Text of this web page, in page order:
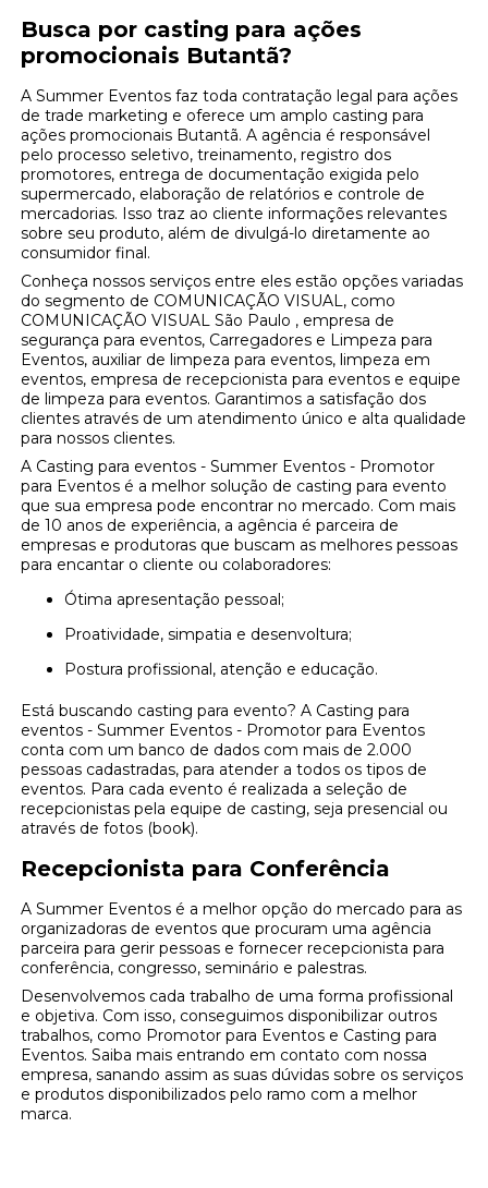
Busca por casting para ações
promocionais Butantã?
A Summer Eventos faz toda contratação legal para ações
de trade marketing e oferece um amplo casting para
ações promocionais Butantã. A agência é responsável
pelo processo seletivo, treinamento, registro dos
promotores, entrega de documentação exigida pelo
supermercado, elaboração de relatórios e controle de
mercadorias. Isso traz ao cliente informações relevantes
sobre seu produto, além de divulgá-lo diretamente ao
consumidor final.
Conheça nossos serviços entre eles estão opções variadas
do segmento de COMUNICAÇÃO VISUAL, como
COMUNICAÇÃO VISUAL São Paulo , empresa de
segurança para eventos, Carregadores e Limpeza para
Eventos, auxiliar de limpeza para eventos, limpeza em
eventos, empresa de recepcionista para eventos e equipe
de limpeza para eventos. Garantimos a satisfação dos
clientes através de um atendimento único e alta qualidade
para nossos clientes.
A Casting para eventos - Summer Eventos - Promotor
para Eventos é a melhor solução de casting para evento
que sua empresa pode encontrar no mercado. Com mais
de 10 anos de experiência, a agência é parceira de
empresas e produtoras que buscam as melhores pessoas
para encantar o cliente ou colaboradores:
Ótima apresentação pessoal;
Proatividade, simpatia e desenvoltura;
Postura profissional, atenção e educação.
Está buscando casting para evento? A Casting para
eventos - Summer Eventos - Promotor para Eventos
conta com um banco de dados com mais de 2.000
pessoas cadastradas, para atender a todos os tipos de
eventos. Para cada evento é realizada a seleção de
recepcionistas pela equipe de casting, seja presencial ou
através de fotos (book).
Recepcionista para Conferência
A Summer Eventos é a melhor opção do mercado para as
organizadoras de eventos que procuram uma agência
parceira para gerir pessoas e fornecer recepcionista para
conferência, congresso, seminário e palestras.
Desenvolvemos cada trabalho de uma forma profissional
e objetiva. Com isso, conseguimos disponibilizar outros
trabalhos, como Promotor para Eventos e Casting para
Eventos. Saiba mais entrando em contato com nossa
empresa, sanando assim as suas dúvidas sobre os serviços
e produtos disponibilizados pelo ramo com a melhor
marca.